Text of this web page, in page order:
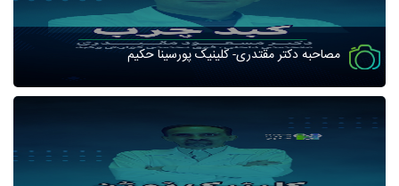
مصاحبه دکتر مقتدری- کلینیک پورسینا حکیم